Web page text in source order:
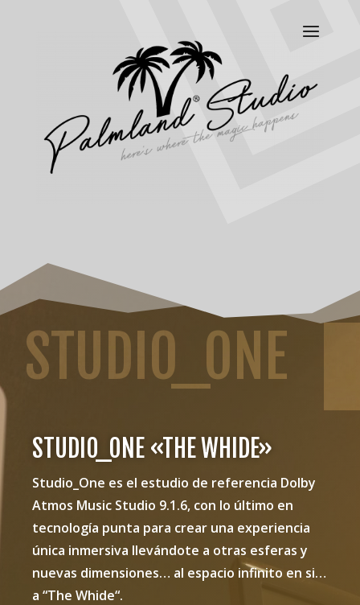
STUDIO_ONE
STUDIO_ONE «THE WHIDE»
Studio_One es el estudio de referencia Dolby
Atmos Music Studio 9.1.6, con lo último en
tecnología punta para crear una experiencia
única inmersiva llevándote a otras esferas y
nuevas dimensiones… al espacio infinito en si…
a “The Whide“.